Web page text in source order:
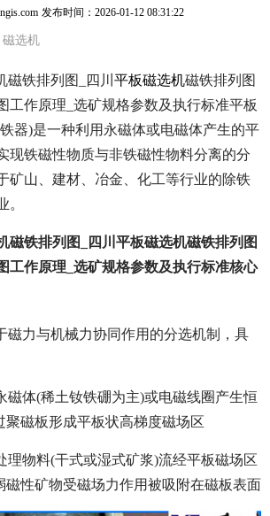
发布时间： 2026-01-12 08:31:22
磁选机
磁铁排列图_四川 平板磁选机磁铁排列图
工作原理_选矿规格参数及执行标准平板
器)是一种利用永磁体或电磁体产生的平
现铁磁性物质与非铁磁性物料分离的分
矿山、建材、冶金、化工等行业的除铁
。
磁铁排列图_四川平板磁选机磁铁排列图
工作原理_选矿规格参数及执行标准核心
磁力与机械力协同作用的分选机制，具
磁体(稀土钕铁硼为主)或电磁线圈产生恒
聚磁板形成平板状高梯度磁场区
理物料(干式或湿式矿浆)流经平板磁场区
磁性矿物受磁场力作用被吸附在磁板表面